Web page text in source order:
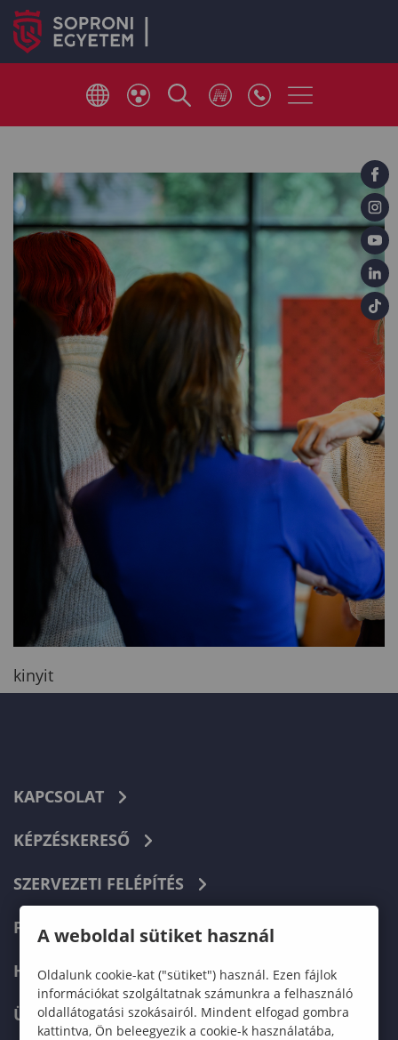
kinyit
KAPCSOLAT
KÉPZÉSKERESŐ
SZERVEZETI FELÉPÍTÉS
FELVÉTELIZŐKNEK
HALLGATÓKNAK
ÜZLETI PARTNEREKNEK
A weboldal sütiket használ
Oldalunk cookie-kat ("sütiket") használ. Ezen fájlok
információkat szolgáltatnak számunkra a felhasználó
oldallátogatási szokásairól. Mindent elfogad gombra
kattintva, Ön beleegyezik a cookie-k használatába,